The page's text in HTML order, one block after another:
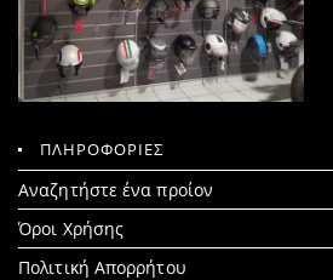
ΠΛΗΡΟΦΟΡΙΕΣ
Αναζητήστε ένα προίον
Search
for:
Όροι Χρήσης
Πολιτική Απορρήτου